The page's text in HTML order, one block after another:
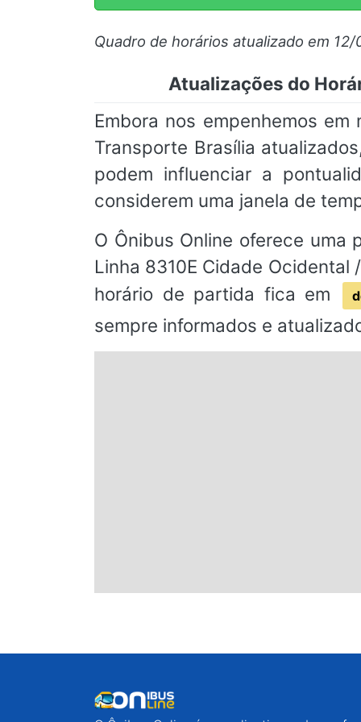
Quadro de horários atualizado em
Atualizações do
Embora nos empenhemos
Transporte Brasília
podem influenciar a
considerem uma janela de
O Ônibus Online oferece
Linha 8310E Cidade
horário de partida fica em
sempre informados e